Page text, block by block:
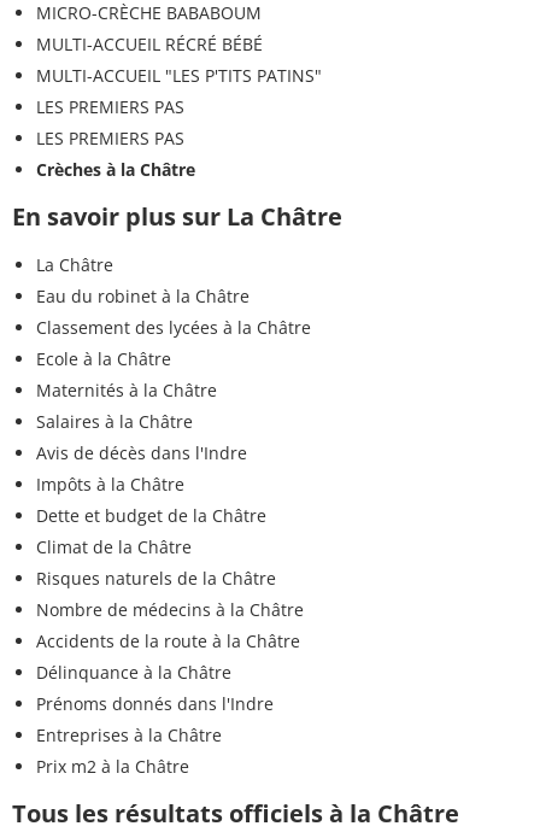
MICRO-CRÈCHE BABABOUM
MULTI-ACCUEIL RÉCRÉ BÉBÉ
MULTI-ACCUEIL "LES P'TITS PATINS"
LES PREMIERS PAS
LES PREMIERS PAS
Crèches à la Châtre
En savoir plus sur La Châtre
La Châtre
Eau du robinet à la Châtre
Classement des lycées à la Châtre
Ecole à la Châtre
Maternités à la Châtre
Salaires à la Châtre
Avis de décès dans l'Indre
Impôts à la Châtre
Dette et budget de la Châtre
Climat de la Châtre
Risques naturels de la Châtre
Nombre de médecins à la Châtre
Accidents de la route à la Châtre
Délinquance à la Châtre
Prénoms donnés dans l'Indre
Entreprises à la Châtre
Prix m2 à la Châtre
Tous les résultats officiels à la Châtre